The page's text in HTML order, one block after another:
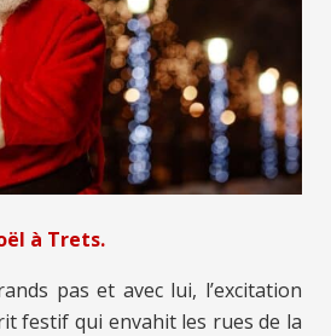
à Trets.
pas et avec lui, l’excitation
festif qui envahit les rues de la